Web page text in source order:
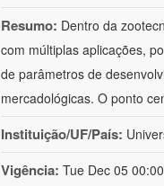
Resumo: Dentro da
com múltiplas aplicações,
de parâmetros de
mercadológicas. O ponto
Instituição/UF/País:
Vigência: Tue Dec 05